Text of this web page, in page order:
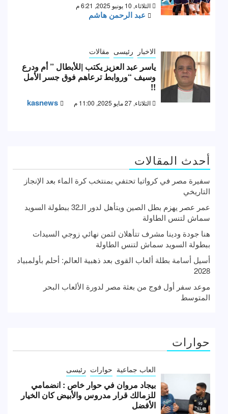
الثلاثاء, 10 يونيو 2025, 6:21 م
عبد الرحمن هاشم
الاخبار رئيسى مقالات
ياسر عبد العزيز يكتب |للأبطال ” أم ودرع
وسيف “وروابط ترعاهم فوق جسر الأمل
!!
الثلاثاء, 27 مايو 2025, 11:00 م kasnews
أحدث المقالات
سفيرة مصر في كرواتيا تحتفي بمنتخب كرة الماء بعد الإنجاز
التاريخي
عمر عصر يهزم بطل الصين ويتأهل لدور الـ32 ببطولة السويد
سماش لتنس الطاولة
هنا جودة ودينا مشرف تتأهلان لثمن نهائي زوجي السيدات
ببطولة السويد سماش لتنس الطاولة
أسيل أسامة بطلة ألعاب القوى بعد ذهبية العالم: أحلم بأولمبياد
2028
موعد سفر أول فوج من بعثة مصر لدورة الألعاب البحر
المتوسط
حوارات
العاب جماعية حوارات رئيسى
بيجاد مروان في حوار خاص : انضمامي
للزمالك قرار مدروس والأبيض كان الخيار
الأفضل